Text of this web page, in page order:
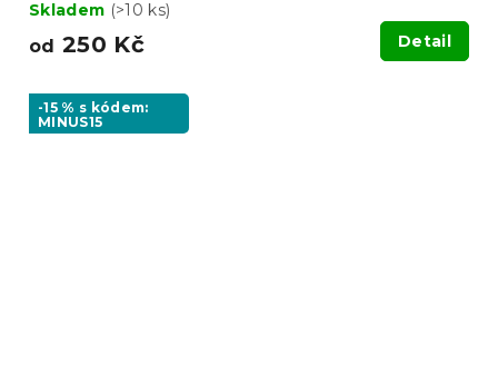
Skladem (>10 ks)
od 250 Kč Detail
-15 % s kódem:
MINUS15